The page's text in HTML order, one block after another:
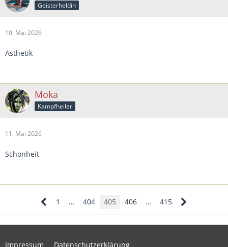
Geisterheldin
10. Mai 2026
Ästhetik
Moka
Kampfheiler
11. Mai 2026
Schönheit
1 … 404 405 406 … 415
Impressum Datenschutzerklärung